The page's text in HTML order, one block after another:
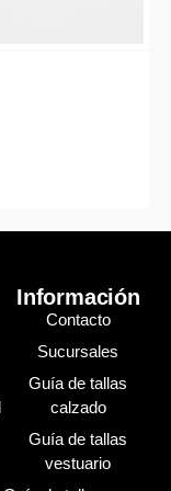
Información
Contacto
Sucursales
Guía de tallas
calzado
Guía de tallas
vestuario